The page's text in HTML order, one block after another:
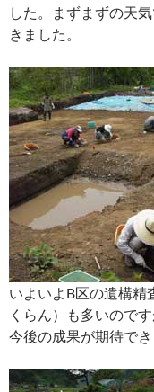
した。まずまずの天
きました。
いよいよB区の遺構精
くらん）も多いので
今後の成果が期待でき